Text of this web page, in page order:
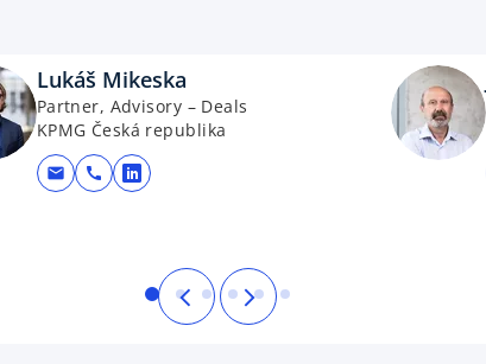
Lukáš Mikeska
Partner, Advisory – Deals
KPMG Česká republika
mail call opens in a new tab